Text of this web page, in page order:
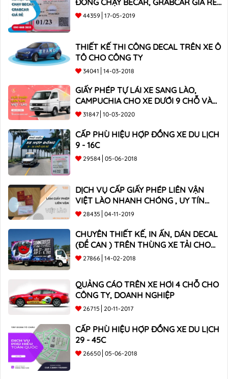
NHẤT
44359 17-05-2019
THIẾT KẾ THI CÔNG DECAL TRÊN XE Ô
TÔ CHO CÔNG TY
34041 14-03-2018
GIẤY PHÉP TỰ LÁI XE SANG LÀO,
CAMPUCHIA CHO XE DƯỚI 9 CHỖ VÀ
XE BÁN TẢI
31847 10-03-2020
CẤP PHÙ HIỆU HỢP ĐỒNG XE DU LỊCH
9 - 16C
29584 05-06-2018
DỊCH VỤ CẤP GIẤY PHÉP LIÊN VẬN
VIỆT LÀO NHANH CHÓNG , UY TÍN
TOÀN QUỐC
28435 04-11-2019
CHUYÊN THIẾT KẾ, IN ẤN, DÁN DECAL
(ĐỀ CAN ) TRÊN THÙNG XE TẢI CHO
CÔNG TY
27866 14-02-2018
QUẢNG CÁO TRÊN XE HƠI 4 CHỖ CHO
CÔNG TY, DOANH NGHIỆP
26715 20-11-2017
CẤP PHÙ HIỆU HỢP ĐỒNG XE DU LỊCH
29 - 45C
26650 05-06-2018